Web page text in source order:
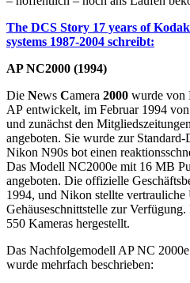
The DCS Story 17 years of
systems 1987-2004 schreibt:
AP NC2000 (1994)
Die News Camera 2000 wurde von
AP entwickelt, im Februar 1994
und zunächst den
angeboten. Sie wurde zur
Nikon N90s bot einen
Das Modell NC2000e mit 16 MB
angeboten. Die offizielle
1994, und Nikon stellte
Gehäuseschnittstelle zur
550 Kameras hergestellt.
Das Nachfolgemodell AP NC
wurde mehrfach beschrieben: